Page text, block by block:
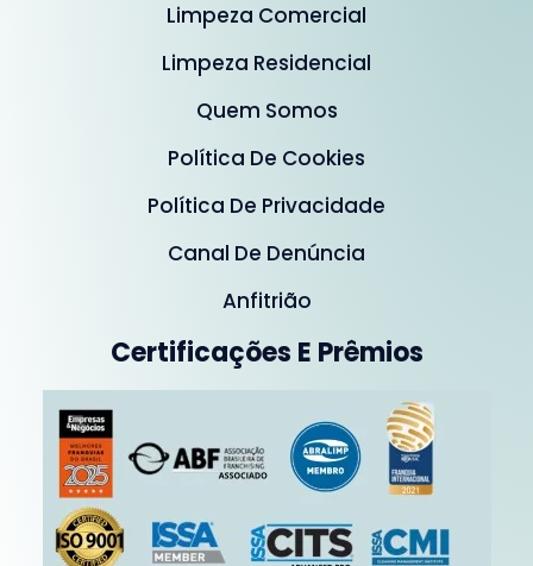
Limpeza Comercial
Limpeza Residencial
Quem Somos
Política De Cookies
Política De Privacidade
Canal De Denúncia
Anfitrião
Certificações E Prêmios